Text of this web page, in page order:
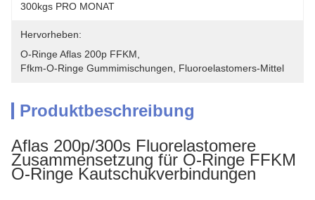
300kgs PRO MONAT
Hervorheben:
O-Ringe Aflas 200p FFKM
Ffkm-O-Ringe Gummimischungen
Fluoroelastomers-Mittel
Produktbeschreibung
Aflas 200p/300s Fluorelastomere
Zusammensetzung für O-Ringe FFKM
O-Ringe Kautschukverbindungen